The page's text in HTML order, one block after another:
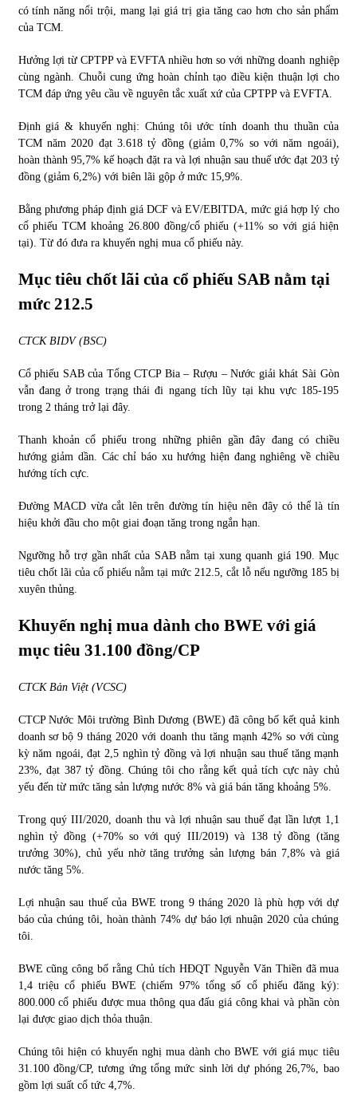
có tính năng nổi trội, mang lại giá trị gia tăng cao hơn cho sản phẩm
của TCM.
Hưởng lợi từ CPTPP và EVFTA nhiều hơn so với những doanh nghiệp
cùng ngành. Chuỗi cung ứng hoàn chỉnh tạo điều kiện thuận lợi cho
TCM đáp ứng yêu cầu về nguyên tắc xuất xứ của CPTPP và EVFTA.
Định giá & khuyến nghị: Chúng tôi ước tính doanh thu thuần của
TCM năm 2020 đạt 3.618 tỷ đồng (giảm 0,7% so với năm ngoái),
hoàn thành 95,7% kế hoạch đặt ra và lợi nhuận sau thuế ước đạt 203 tỷ
đồng (giảm 6,2%) với biên lãi gộp ở mức 15,9%.
Bằng phương pháp định giá DCF và EV/EBITDA, mức giá hợp lý cho
cổ phiếu TCM khoảng 26.800 đồng/cổ phiếu (+11% so với giá hiện
tại). Từ đó đưa ra khuyến nghị mua cổ phiếu này.
Mục tiêu chốt lãi của cổ phiếu SAB nằm tại
mức 212.5
CTCK BIDV (BSC)
Cổ phiếu SAB của Tổng CTCP Bia – Rượu – Nước giải khát Sài Gòn
vẫn đang ở trong trạng thái đi ngang tích lũy tại khu vực 185-195
trong 2 tháng trở lại đây.
Thanh khoản cổ phiếu trong những phiên gần đây đang có chiều
hướng giảm dần. Các chỉ báo xu hướng hiện đang nghiêng về chiều
hướng tích cực.
Đường MACD vừa cắt lên trên đường tín hiệu nên đây có thể là tín
hiệu khởi đầu cho một giai đoạn tăng trong ngắn hạn.
Ngưỡng hỗ trợ gần nhất của SAB nằm tại xung quanh giá 190. Mục
tiêu chốt lãi của cổ phiếu nằm tại mức 212.5, cắt lỗ nếu ngưỡng 185 bị
xuyên thủng.
Khuyến nghị mua dành cho BWE với giá
mục tiêu 31.100 đồng/CP
CTCK Bản Việt (VCSC)
CTCP Nước Môi trường Bình Dương (BWE) đã công bố kết quả kinh
doanh sơ bộ 9 tháng 2020 với doanh thu tăng mạnh 42% so với cùng
kỳ năm ngoái, đạt 2,5 nghìn tỷ đồng và lợi nhuận sau thuế tăng mạnh
23%, đạt 387 tỷ đồng. Chúng tôi cho rằng kết quả tích cực này chủ
yếu đến từ mức tăng sản lượng nước 8% và giá bán tăng khoảng 5%.
Trong quý III/2020, doanh thu và lợi nhuận sau thuế đạt lần lượt 1,1
nghìn tỷ đồng (+70% so với quý III/2019) và 138 tỷ đồng (tăng
trưởng 30%), chủ yếu nhờ tăng trưởng sản lượng bán 7,8% và giá
nước tăng 5%.
Lợi nhuận sau thuế của BWE trong 9 tháng 2020 là phù hợp với dự
báo của chúng tôi, hoàn thành 74% dự báo lợi nhuận 2020 của chúng
tôi.
BWE cũng công bố rằng Chủ tích HĐQT Nguyễn Văn Thiền đã mua
1,4 triệu cổ phiếu BWE (chiếm 97% tổng số cổ phiếu đăng ký):
800.000 cổ phiếu được mua thông qua đấu giá công khai và phần còn
lại được giao dịch thỏa thuận.
Chúng tôi hiện có khuyến nghị mua dành cho BWE với giá mục tiêu
31.100 đồng/CP, tương ứng tổng mức sinh lời dự phóng 26,7%, bao
gồm lợi suất cổ tức 4,7%.